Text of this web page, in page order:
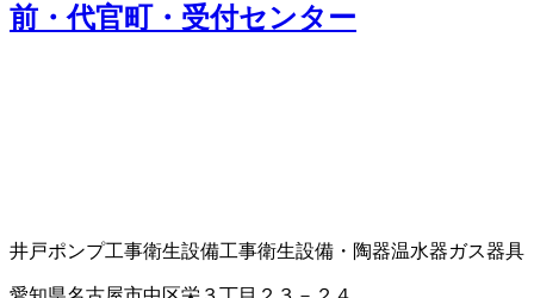
前・代官町・受付センター
井戸ポンプ工事衛生設備工事衛生設備・陶器温水器ガス器具